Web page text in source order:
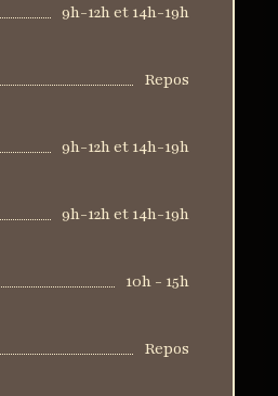
9h-12h et 14h-19h
Repos
9h-12h et 14h-19h
9h-12h et 14h-19h
10h - 15h
Repos